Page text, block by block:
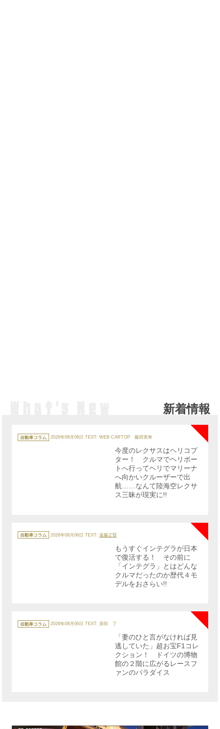
新着情報
テ
ゴ
自動車コラム 2026年08月06日 TEXT: WEB CARTOP 藤田実寿
NEW
今度のレクサスはヘリコプ
ター！ クルマでヘリポー
トへ行ってヘリでマリーナ
へ向かいクルーザーで出
航……なんて陸海空レクサ
ス三昧が現実に!!
テ
ゴ
自動車コラム 2026年08月06日 TEXT: 遠藤正賢
もうすぐインテグラが日本
で復活する！ その前に
「インテグラ」とはどんな
クルマだったのか歴代４モ
デルをおさらい!!
テ
ゴ
自動車コラム 2026年08月06日 TEXT: 原田 了
「妻のひと言がなければ見
逃していた」超お宝F1コレ
クション！ ドイツの博物
館の２階に広がるレースフ
ァンのパラダイス